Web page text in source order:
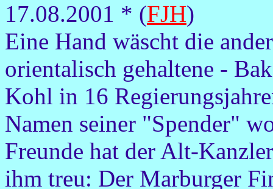
17.08.2001 * (FJH)
Eine Hand wäscht die
orientalisch gehaltene -
Kohl in 16
Namen seiner "Spender"
Freunde hat der Alt-
ihm treu: Der Marburger